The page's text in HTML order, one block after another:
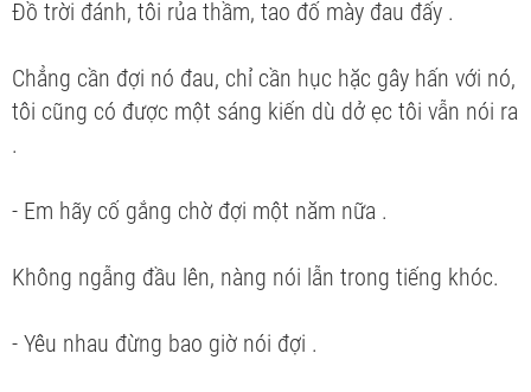
Đồ trời đánh, tôi rủa thầm, tao đố mày đau đấy .
Chẳng cần đợi nó đau, chỉ cần hục hặc gây hấn với nó,
tôi cũng có được một sáng kiến dù dở ẹc tôi vẫn nói ra
.
- Em hãy cố gắng chờ đợi một năm nữa .
Không ngẫng đầu lên, nàng nói lẫn trong tiếng khóc.
- Yêu nhau đừng bao giờ nói đợi .